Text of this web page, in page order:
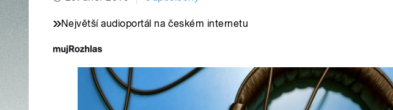
Největší audioportál na českém internetu